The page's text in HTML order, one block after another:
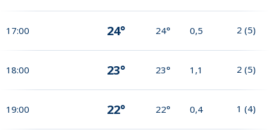
17:00 24° 24° 0,5 2 (5)
18:00 23° 23° 1,1 2 (5)
19:00 22° 22° 0,4 1 (4)